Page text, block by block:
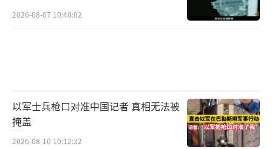
内部对特朗普政府向委施压也多有不满，华盛
委内瑞拉国民议会议长豪尔赫·罗德里格
斯猛烈抨击国际刑事法院，称其偏袒明显，委
内瑞拉已做好退出该机制的准备。罗德里格斯
2026-08-07 10:40:02
以军士兵枪口对准中国记者 真相无法被
掩盖
2026-08-10 10:12:32